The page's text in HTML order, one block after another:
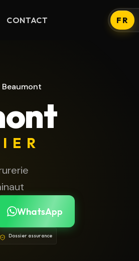
CONTACT FR
Beaumont
WhatsApp
Dossier assurance